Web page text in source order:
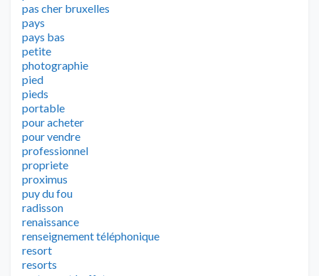
pas cher bruxelles
pays
pays bas
petite
photographie
pied
pieds
portable
pour acheter
pour vendre
professionnel
propriete
proximus
puy du fou
radisson
renaissance
renseignement téléphonique
resort
resorts